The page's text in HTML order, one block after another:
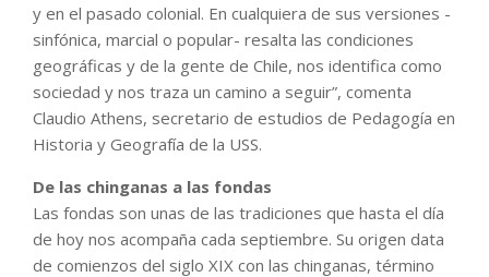
y en el pasado colonial. En cualquiera de sus versiones -
sinfónica, marcial o popular- resalta las condiciones
geográficas y de la gente de Chile, nos identifica como
sociedad y nos traza un camino a seguir”, comenta
Claudio Athens, secretario de estudios de Pedagogía en
Historia y Geografía de la USS.
De las chinganas a las fondas
Las fondas son unas de las tradiciones que hasta el día
de hoy nos acompaña cada septiembre. Su origen data
de comienzos del siglo XIX con las chinganas, término